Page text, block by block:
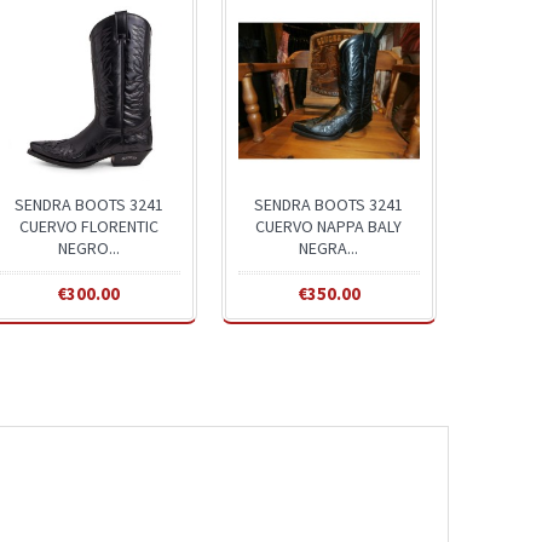
SENDRA BOOTS 3241
CUERVO FLORENTIC
NEGRO...
€300.00
SENDRA BOOTS 3241
CUERVO NAPPA BALY
NEGRA...
€350.00